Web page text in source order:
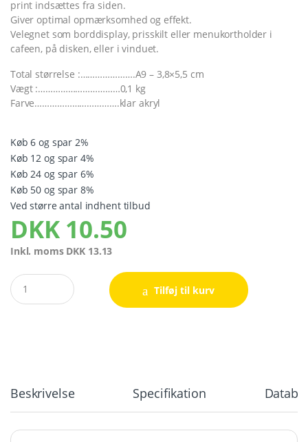
print indsættes fra siden.
Giver optimal opmærksomhed og effekt.
Velegnet som borddisplay, prisskilt eller menukortholder i
cafeen, på disken, eller i vinduet.
Total størrelse :………………….A9 – 3,8×5,5 cm
Vægt :……………………………0,1 kg
Farve…………………………….klar akryl
Køb 6 og spar 2%
Køb 12 og spar 4%
Køb 24 og spar 6%
Køb 50 og spar 8%
Ved større antal indhent tilbud
DKK10.50
Inkl. moms DKK 13.13
Quantity
Tilføj til kurv
Beskrivelse Specifikation